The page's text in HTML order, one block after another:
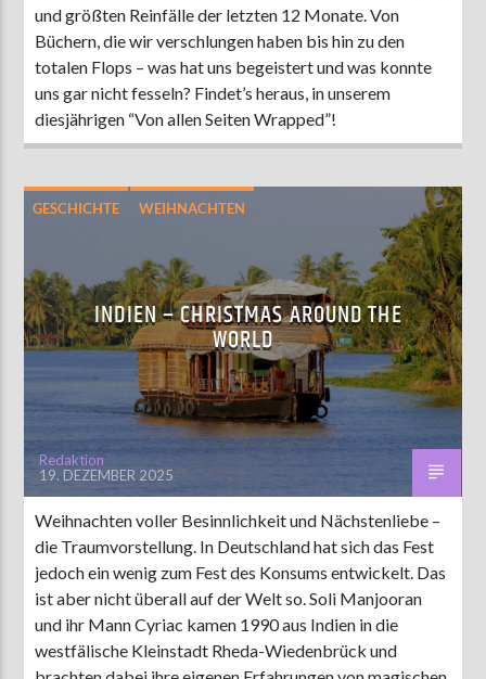
und größten Reinfälle der letzten 12 Monate. Von
Büchern, die wir verschlungen haben bis hin zu den
totalen Flops – was hat uns begeistert und was konnte
uns gar nicht fesseln? Findet’s heraus, in unserem
diesjährigen “Von allen Seiten Wrapped”!
GESCHICHTE WEIHNACHTEN
INDIEN – CHRISTMAS AROUND THE
WORLD
Redaktion
19. DEZEMBER 2025
Weihnachten voller Besinnlichkeit und Nächstenliebe –
die Traumvorstellung. In Deutschland hat sich das Fest
jedoch ein wenig zum Fest des Konsums entwickelt. Das
ist aber nicht überall auf der Welt so. Soli Manjooran
und ihr Mann Cyriac kamen 1990 aus Indien in die
westfälische Kleinstadt Rheda-Wiedenbrück und